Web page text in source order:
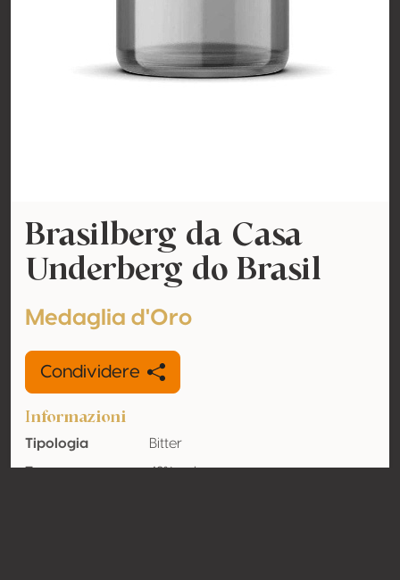
Brasilberg da Casa
Underberg do Brasil
Medaglia d'Oro
Condividere
Informazioni
Tipologia
Bitter
Tenore
42% vol